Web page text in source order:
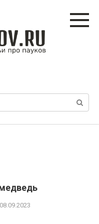
08.09.2023